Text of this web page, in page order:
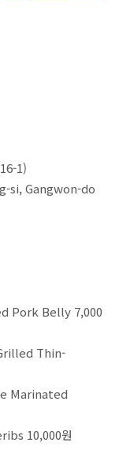
1)
si, Gangwon-do
Pork Belly 7,000
Thin-
Marinated
10,000원